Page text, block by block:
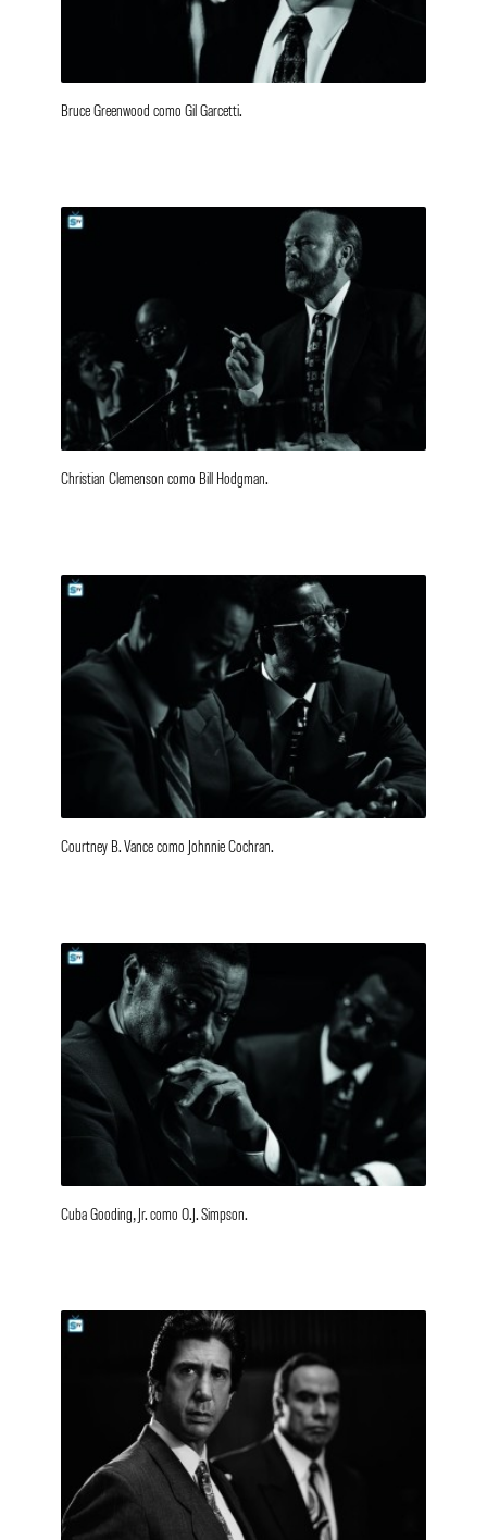
Bruce Greenwood como Gil Garcetti.
Christian Clemenson como Bill Hodgman.
Courtney B. Vance como Johnnie Cochran.
Cuba Gooding, Jr. como O.J. Simpson.